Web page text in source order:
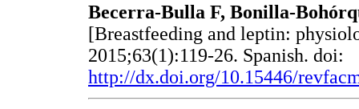
Becerra-Bulla F, Bonilla-
[Breastfeeding and leptin:
2015;63(1):119-26. Spanish. doi:
http://dx.doi.org/10.15446/